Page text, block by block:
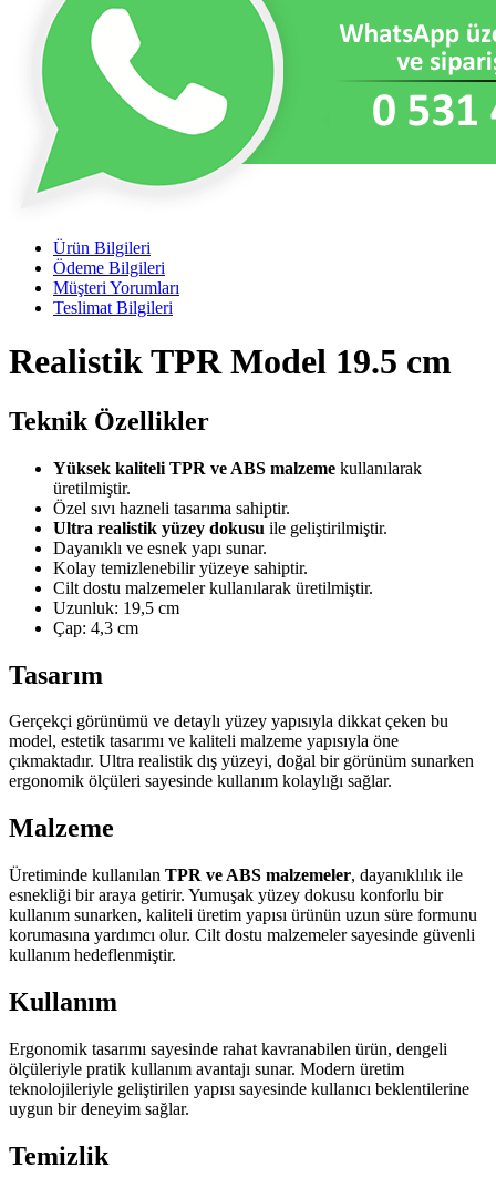
Ürün Bilgileri
Ödeme Bilgileri
Müşteri Yorumları
Teslimat Bilgileri
Realistik TPR Model 19.5 cm
Teknik Özellikler
Yüksek kaliteli TPR ve ABS malzeme kullanılarak
üretilmiştir.
Özel sıvı hazneli tasarıma sahiptir.
Ultra realistik yüzey dokusu ile geliştirilmiştir.
Dayanıklı ve esnek yapı sunar.
Kolay temizlenebilir yüzeye sahiptir.
Cilt dostu malzemeler kullanılarak üretilmiştir.
Uzunluk: 19,5 cm
Çap: 4,3 cm
Tasarım
Gerçekçi görünümü ve detaylı yüzey yapısıyla dikkat çeken bu
model, estetik tasarımı ve kaliteli malzeme yapısıyla öne
çıkmaktadır. Ultra realistik dış yüzeyi, doğal bir görünüm sunarken
ergonomik ölçüleri sayesinde kullanım kolaylığı sağlar.
Malzeme
Üretiminde kullanılan TPR ve ABS malzemeler, dayanıklılık ile
esnekliği bir araya getirir. Yumuşak yüzey dokusu konforlu bir
kullanım sunarken, kaliteli üretim yapısı ürünün uzun süre formunu
korumasına yardımcı olur. Cilt dostu malzemeler sayesinde güvenli
kullanım hedeflenmiştir.
Kullanım
Ergonomik tasarımı sayesinde rahat kavranabilen ürün, dengeli
ölçüleriyle pratik kullanım avantajı sunar. Modern üretim
teknolojileriyle geliştirilen yapısı sayesinde kullanıcı beklentilerine
uygun bir deneyim sağlar.
Temizlik